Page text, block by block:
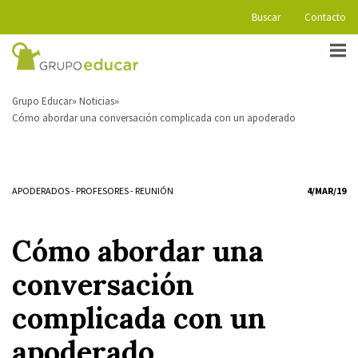
Buscar Contacto
Grupo Educar Noticias
Cómo abordar una conversación complicada con un apoderado
APODERADOS-PROFESORES-REUNIÓN 4/MAR/19
Cómo abordar una
conversación
complicada con un